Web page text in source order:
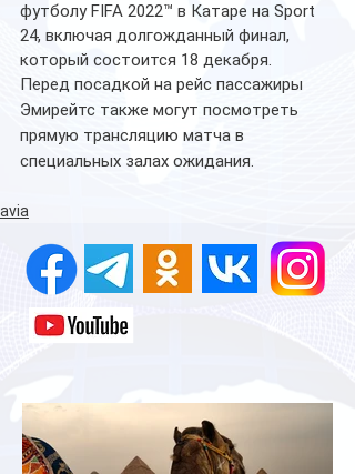
футболу FIFA 2022™ в Катаре на Sport
24, включая долгожданный финал,
который состоится 18 декабря.
Перед посадкой на рейс пассажиры
Эмирейтс также могут посмотреть
прямую трансляцию матча в
специальных залах ожидания.
avia